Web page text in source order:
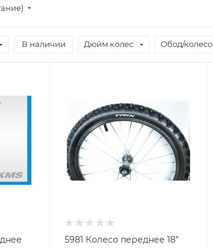
В наличии Дюйм колес Обод/колесо
5981 Колесо переднее 18"